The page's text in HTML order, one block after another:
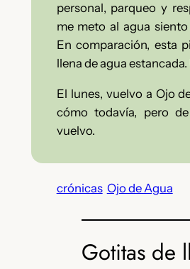
personal, parqueo y
me meto al agua
En comparación, esta
llena de agua
El lunes, vuelvo a Ojo
cómo todavía, pero
vuelvo.
crónicas Ojo de Agua
Gotitas de